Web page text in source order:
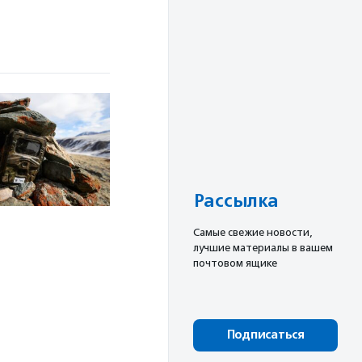
Рассылка
Cамые свежие новости,
лучшие материалы в вашем
почтовом ящике
Подписаться